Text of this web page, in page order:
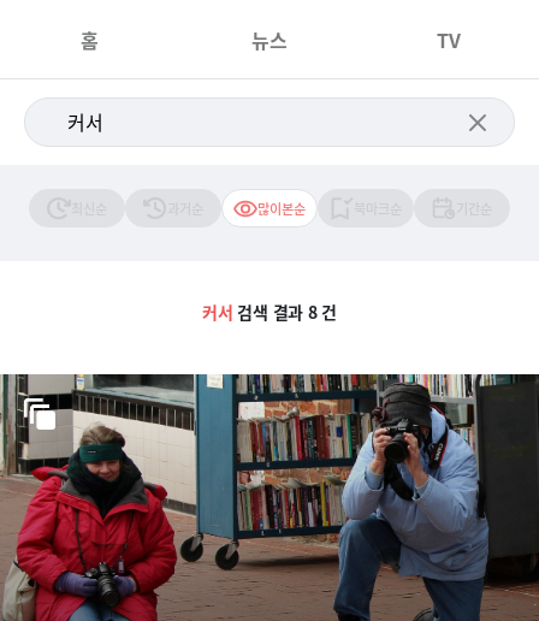
홈 뉴스 TV
많이본순
커서 검색 결과 8 건